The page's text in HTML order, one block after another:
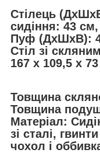
Стілець
сидіння: 43
Пуф (ДxШxВ):
Стіл зі
167 x 109,5 x
Товщина
Товщина
Матеріал:
зі сталі,
чохол і